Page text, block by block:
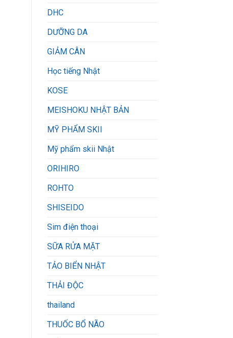
DHC
DƯỠNG DA
GIẢM CÂN
Học tiếng Nhật
KOSE
MEISHOKU NHẬT BẢN
MỸ PHẨM SKII
Mỹ phẩm skii Nhật
ORIHIRO
ROHTO
SHISEIDO
Sim điện thoại
SỮA RỬA MẶT
TẢO BIỂN NHẬT
THẢI ĐỘC
thailand
THUỐC BỔ NÃO